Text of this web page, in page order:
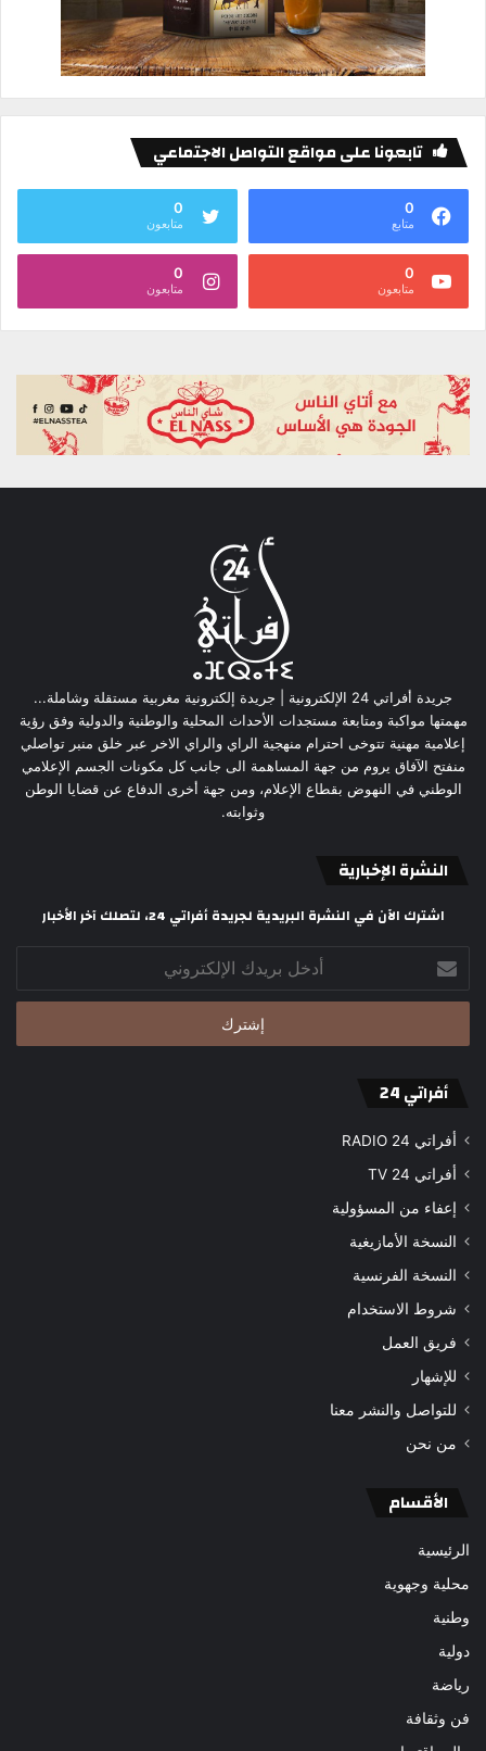
تابعونا على مواقع التواصل الاجتماعي
0
متابع
0
متابعون
0
متابعون
0
متابعون
جريدة أفراتي 24 الإلكترونية | جريدة إلكترونية مغربية مستقلة وشاملة...
مهمتها مواكبة ومتابعة مستجدات الأحداث المحلية والوطنية والدولية وفق رؤية
إعلامية مهنية تتوخى احترام منهجية الراي والراي الاخر عبر خلق منبر تواصلي
منفتح الآفاق يروم من جهة المساهمة الى جانب كل مكونات الجسم الإعلامي
الوطني في النهوض بقطاع الإعلام، ومن جهة أخرى الدفاع عن قضايا الوطن
وثوابته.
النشرة الإخبارية
اشترك الآن في النشرة البريدية لجريدة أفراتي 24، لتصلك آخر الأخبار
أدخل
بريدك
الإلكتروني
أفراتي 24
أفراتي 24 RADIO
أفراتي 24 TV
إعفاء من المسؤولية
النسخة الأمازيغية
النسخة الفرنسية
شروط الاستخدام
فريق العمل
للإشهار
للتواصل والنشر معنا
من نحن
الأقسام
الرئيسية
محلية وجهوية
وطنية
دولية
رياضة
فن وثقافة